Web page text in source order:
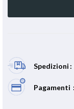
Spedizioni
Pagamenti